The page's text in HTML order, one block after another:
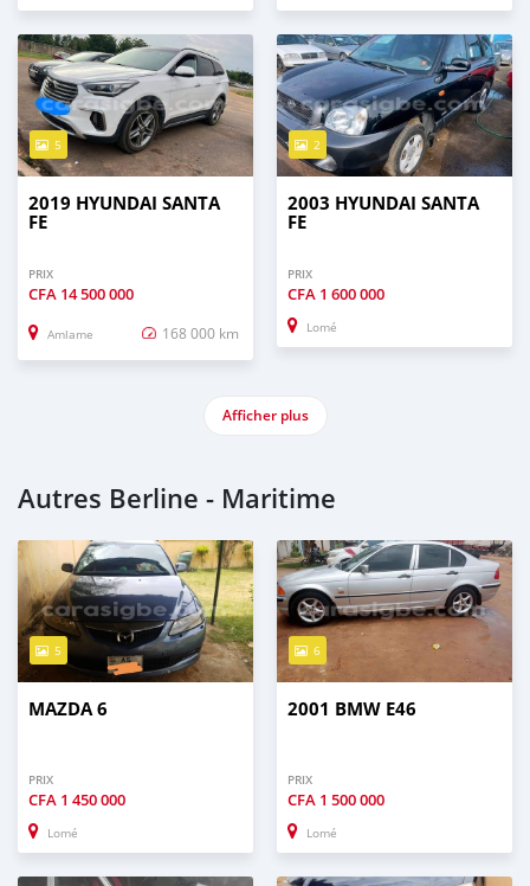
5
2019 HYUNDAI SANTA
FE
PRIX
CFA 14 500 000
Amlame 168 000 km
2
2003 HYUNDAI SANTA
FE
PRIX
CFA 1 600 000
Lomé
Afficher plus
Autres Berline - Maritime
5
MAZDA 6
PRIX
CFA 1 450 000
Lomé
6
2001 BMW E46
PRIX
CFA 1 500 000
Lomé